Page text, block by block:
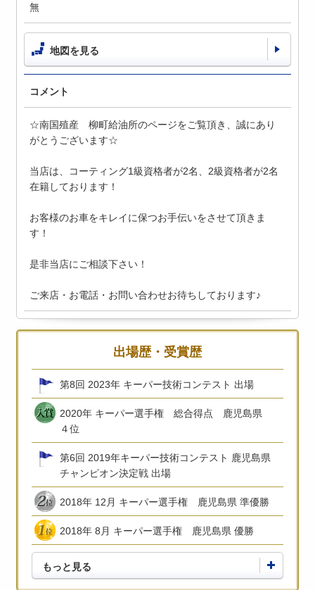
無
地図を見る
コメント
☆南国殖産 柳町給油所のページをご覧頂き、誠にあり
がとうございます☆
当店は、コーティング1級資格者が2名、2級資格者が2名
在籍しております！
お客様のお車をキレイに保つお手伝いをさせて頂きま
す！
是非当店にご相談下さい！
ご来店・お電話・お問い合わせお待ちしております♪
出場歴・受賞歴
第8回 2023年 キーパー技術コンテスト 出場
2020年 キーパー選手権 総合得点 鹿児島県
４位
第6回 2019年キーパー技術コンテスト 鹿児島県
チャンピオン決定戦 出場
2018年 12月 キーパー選手権 鹿児島県 準優勝
2018年 8月 キーパー選手権 鹿児島県 優勝
もっと見る